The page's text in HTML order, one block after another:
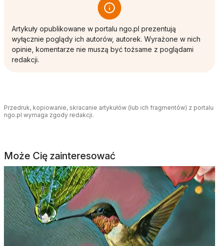
Artykuły opublikowane w portalu ngo.pl prezentują
wyłącznie poglądy ich autorów, autorek. Wyrażone w nich
opinie, komentarze nie muszą być tożsame z poglądami
redakcji.
Przedruk, kopiowanie, skracanie artykułów (lub ich fragmentów) z portalu
ngo.pl wymaga zgody redakcji.
Może Cię zainteresować